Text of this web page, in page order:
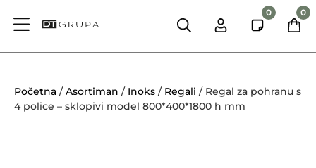
0 0
Početna /Asortiman / Inoks / Regali / Regal za pohranu s
4 police – sklopivi model 800*400*1800 h mm